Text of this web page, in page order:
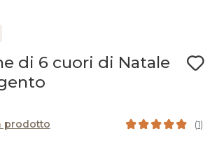
di 6 cuori di Natale
prodotto (1)